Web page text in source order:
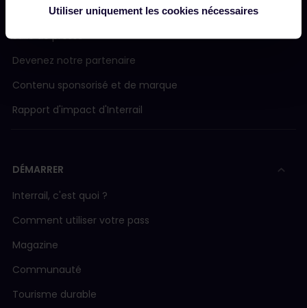
Utiliser uniquement les cookies nécessaires
Nous recrutons
Salle de presse
Devenez notre partenaire
Contenu sponsorisé et de marque
Rapport d'impact d'Interrail
DÉMARRER
Interrail, c'est quoi ?
Comment utiliser votre pass
Magazine
Communauté
Tourisme durable